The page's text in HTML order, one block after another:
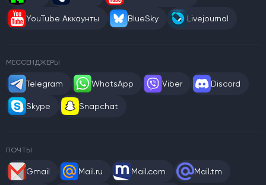
YouTube Аккаунты BlueSky Livejournal
МЕССЕНДЖЕРЫ
Telegram WhatsApp Viber Discord
Skype Snapchat
ПОЧТЫ
Gmail Mail.ru Mail.com Mail.tm